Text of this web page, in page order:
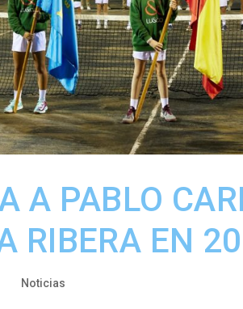
A PABLO
RIBERA EN
Noticias